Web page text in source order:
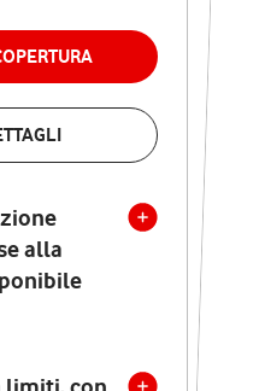
alla
LA COPERTURA
base alla
disponibile
limiti, con
tecnologia